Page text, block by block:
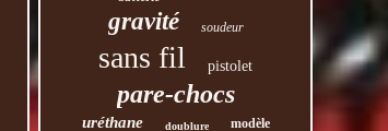
gravité soudeur
sans fil pistolet
pare-chocs
uréthane doublure modèle